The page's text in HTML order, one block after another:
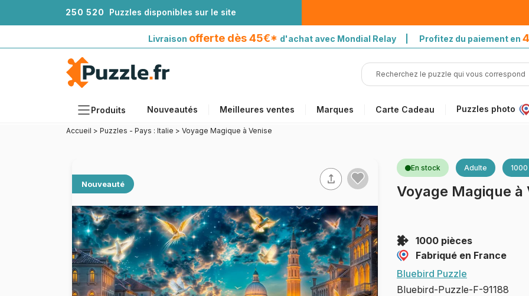
250 520 Puzzles disponibles sur le site
Livraison offerte dès 45€* d'achat avec Mondial Relay | Profitez du paiement en
Produits Nouveautés Meilleures ventes Marques Carte Cadeau Puzzles photo
Formats
Âges
Artistes
Accessoires
Puzzles en bois
Peinture au numéro
avec Mondial Relay
Accueil > Puzzles - Pays : Italie > Voyage Magique à Venise
Nouveauté
En stock Adulte
Voyage Magique à
1000 pièces
Fabriqué en France
Bluebird Puzzle
Bluebird-Puzzle-F-91188